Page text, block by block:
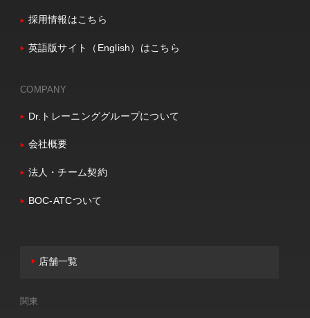
採用情報はこちら
英語版サイト（English）はこちら
COMPANY
Dr.トレーニンググループについて
会社概要
法人・チーム契約
BOC-ATCついて
店舗一覧
関東